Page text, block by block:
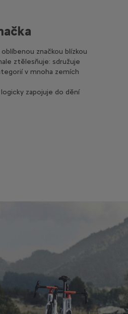
značkou blízkou
ztělesňuje: sdružuje
v mnoha zemích
zapojuje do dění